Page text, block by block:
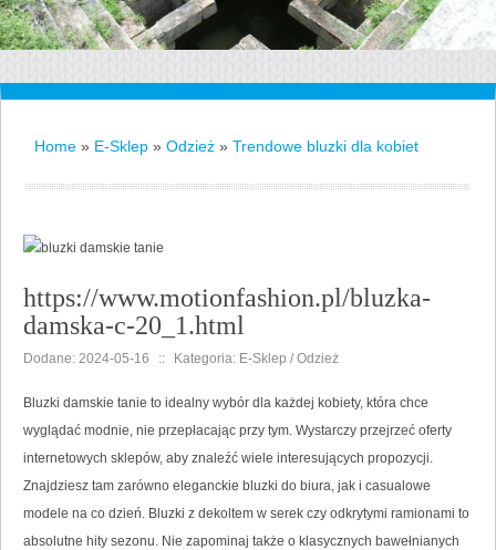
Home » E-Sklep » Odzież » Trendowe bluzki dla kobiet
https://www.motionfashion.pl/bluzka-
damska-c-20_1.html
Dodane: 2024-05-16 :: Kategoria: E-Sklep / Odzież
Bluzki damskie tanie to idealny wybór dla każdej kobiety, która chce
wyglądać modnie, nie przepłacając przy tym. Wystarczy przejrzeć oferty
internetowych sklepów, aby znaleźć wiele interesujących propozycji.
Znajdziesz tam zarówno eleganckie bluzki do biura, jak i casualowe
modele na co dzień. Bluzki z dekoltem w serek czy odkrytymi ramionami to
absolutne hity sezonu. Nie zapominaj także o klasycznych bawełnianych